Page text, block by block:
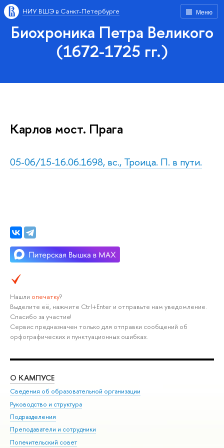
Меню
НИУ ВШЭ в Санкт-Петербурге
Биохроника Петра Великого
(1672-1725 гг.)
Карлов мост. Прага
05-06/15-16.06.1698, вс., Троица. П. в пути.
Нашли опечатку?
Выделите её, нажмите Ctrl+Enter и отправьте нам уведомление.
Спасибо за участие!
Сервис предназначен только для отправки сообщений об
орфографических и пунктуационных ошибках.
О КАМПУСЕ
Сведения об образовательной организации
Руководство и структура
Подразделения
Преподаватели и сотрудники
Попечительский совет